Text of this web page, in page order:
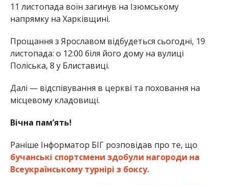
11 листопада воїн загинув на Ізюмському
напрямку на Харківщині.
Прощання з Ярославом відбудеться сьогодні, 19
листопада: о 12:00 біля його дому на вулиці
Поліська, 8 у Блиставиці.
Далі — відспівування в церкві та поховання на
місцевому кладовищі.
Вічна пам’ять!
Раніше Інформатор БІГ розповідав про те, що
бучанські спортсмени здобули нагороди на
Всеукраїнському турнірі з боксу.